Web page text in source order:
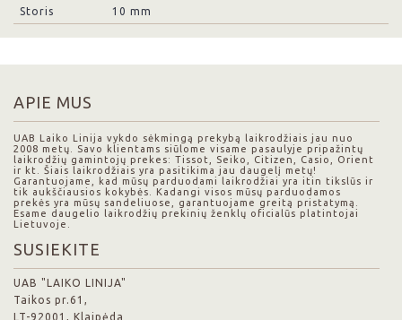
Storis 10 mm
APIE MUS
UAB Laiko Linija vykdo sėkmingą prekybą laikrodžiais jau nuo
2008 metų. Savo klientams siūlome visame pasaulyje pripažintų
laikrodžių gamintojų prekes: Tissot, Seiko, Citizen, Casio, Orient
ir kt. Šiais laikrodžiais yra pasitikima jau daugelį metų!
Garantuojame, kad mūsų parduodami laikrodžiai yra itin tikslūs ir
tik aukščiausios kokybės. Kadangi visos mūsų parduodamos
prekės yra mūsų sandeliuose, garantuojame greitą pristatymą.
Esame daugelio laikrodžių prekinių ženklų oficialūs platintojai
Lietuvoje.
SUSIEKITE
UAB "LAIKO LINIJA"
Taikos pr.61,
LT-92001, Klaipėda